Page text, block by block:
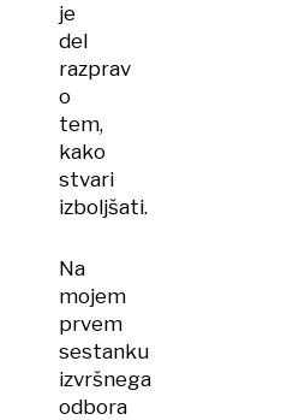
je
del
razprav
o
tem,
kako
stvari
izboljšati.
Na
mojem
prvem
sestanku
izvršnega
odbora